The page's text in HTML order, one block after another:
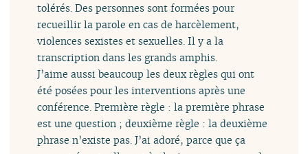
tolérés. Des personnes sont formées pour
recueillir la parole en cas de harcèlement,
violences sexistes et sexuelles. Il y a la
transcription dans les grands amphis.
J’aime aussi beaucoup les deux règles qui ont
été posées pour les interventions après une
conférence. Première règle : la première phrase
est une question ; deuxième règle : la deuxième
phrase n’existe pas. J’ai adoré, parce que ça